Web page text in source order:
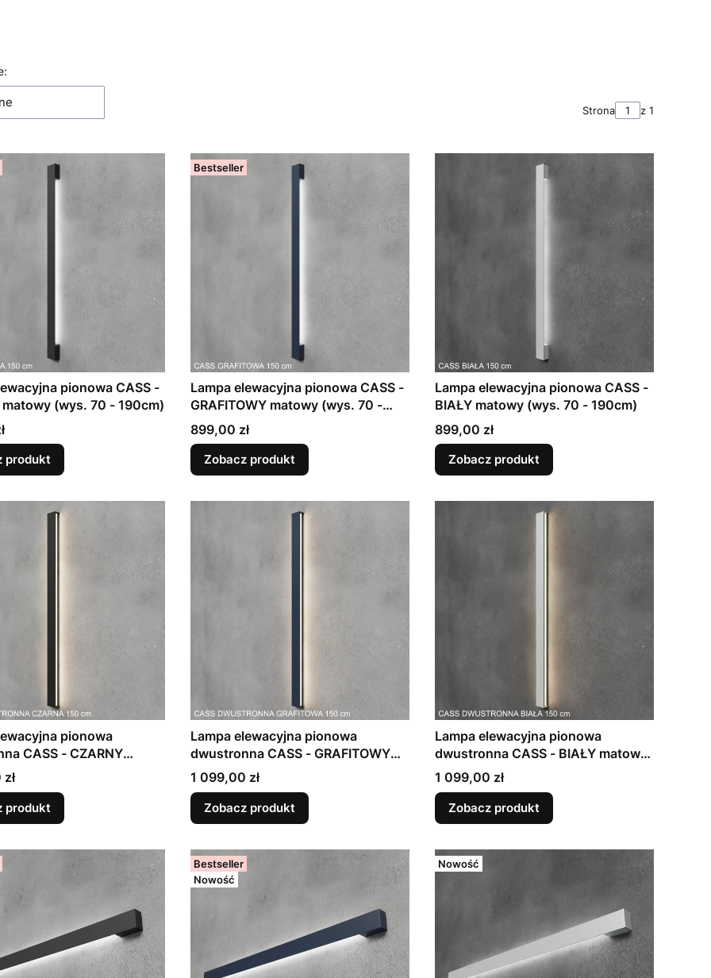
Strona z 1
pionowa CASS -
matowy (wys. 70 - 190cm)
produkt
Bestseller
Lampa elewacyjna pionowa CASS -
GRAFITOWY matowy (wys. 70 -
190cm)
Cena
899,00 zł
Zobacz produkt
Lampa elewacyjna pionowa CASS -
BIAŁY matowy (wys. 70 - 190cm)
Cena
899,00 zł
Zobacz produkt
pionowa
CASS - CZARNY
40 - 190cm)
produkt
Lampa elewacyjna pionowa
dwustronna CASS - GRAFITOWY
matowy (wys. 40 - 190cm)
Cena
1 099,00 zł
Zobacz produkt
Lampa elewacyjna pionowa
dwustronna CASS - BIAŁY matowy
(wys. 40 - 190cm)
Cena
1 099,00 zł
Zobacz produkt
Bestseller
Nowość
Nowość